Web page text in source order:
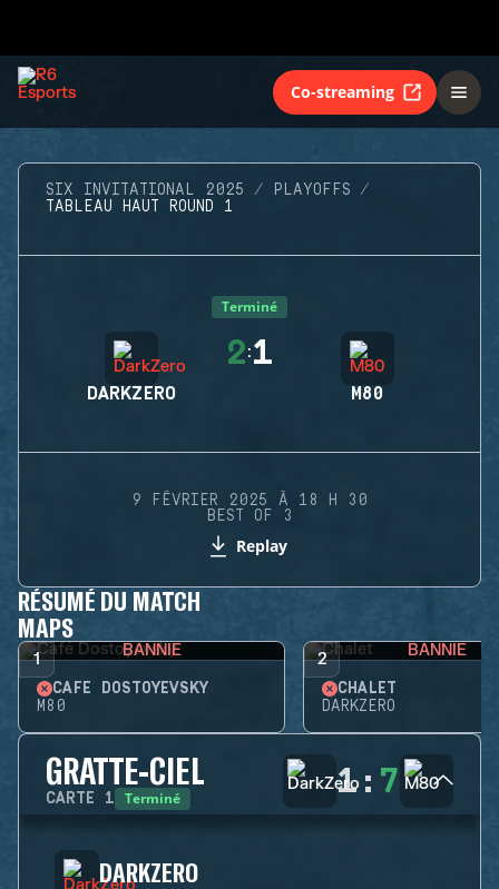
Co-streaming
SIX INVITATIONAL 2025
PLAYOFFS
TABLEAU HAUT ROUND 1
Terminé
DARKZERO
2:1
M80
9 FÉVRIER 2025 À 18 H 30
BEST OF 3
Replay
RÉSUMÉ DU MATCH
MAPS
1 BANNIE
CAFÉ DOSTOYEVSKY
M80
2 BANNIE
CHALET
DARKZERO
GRATTE-CIEL
CARTE 1 Terminé 1: 7
DARKZERO